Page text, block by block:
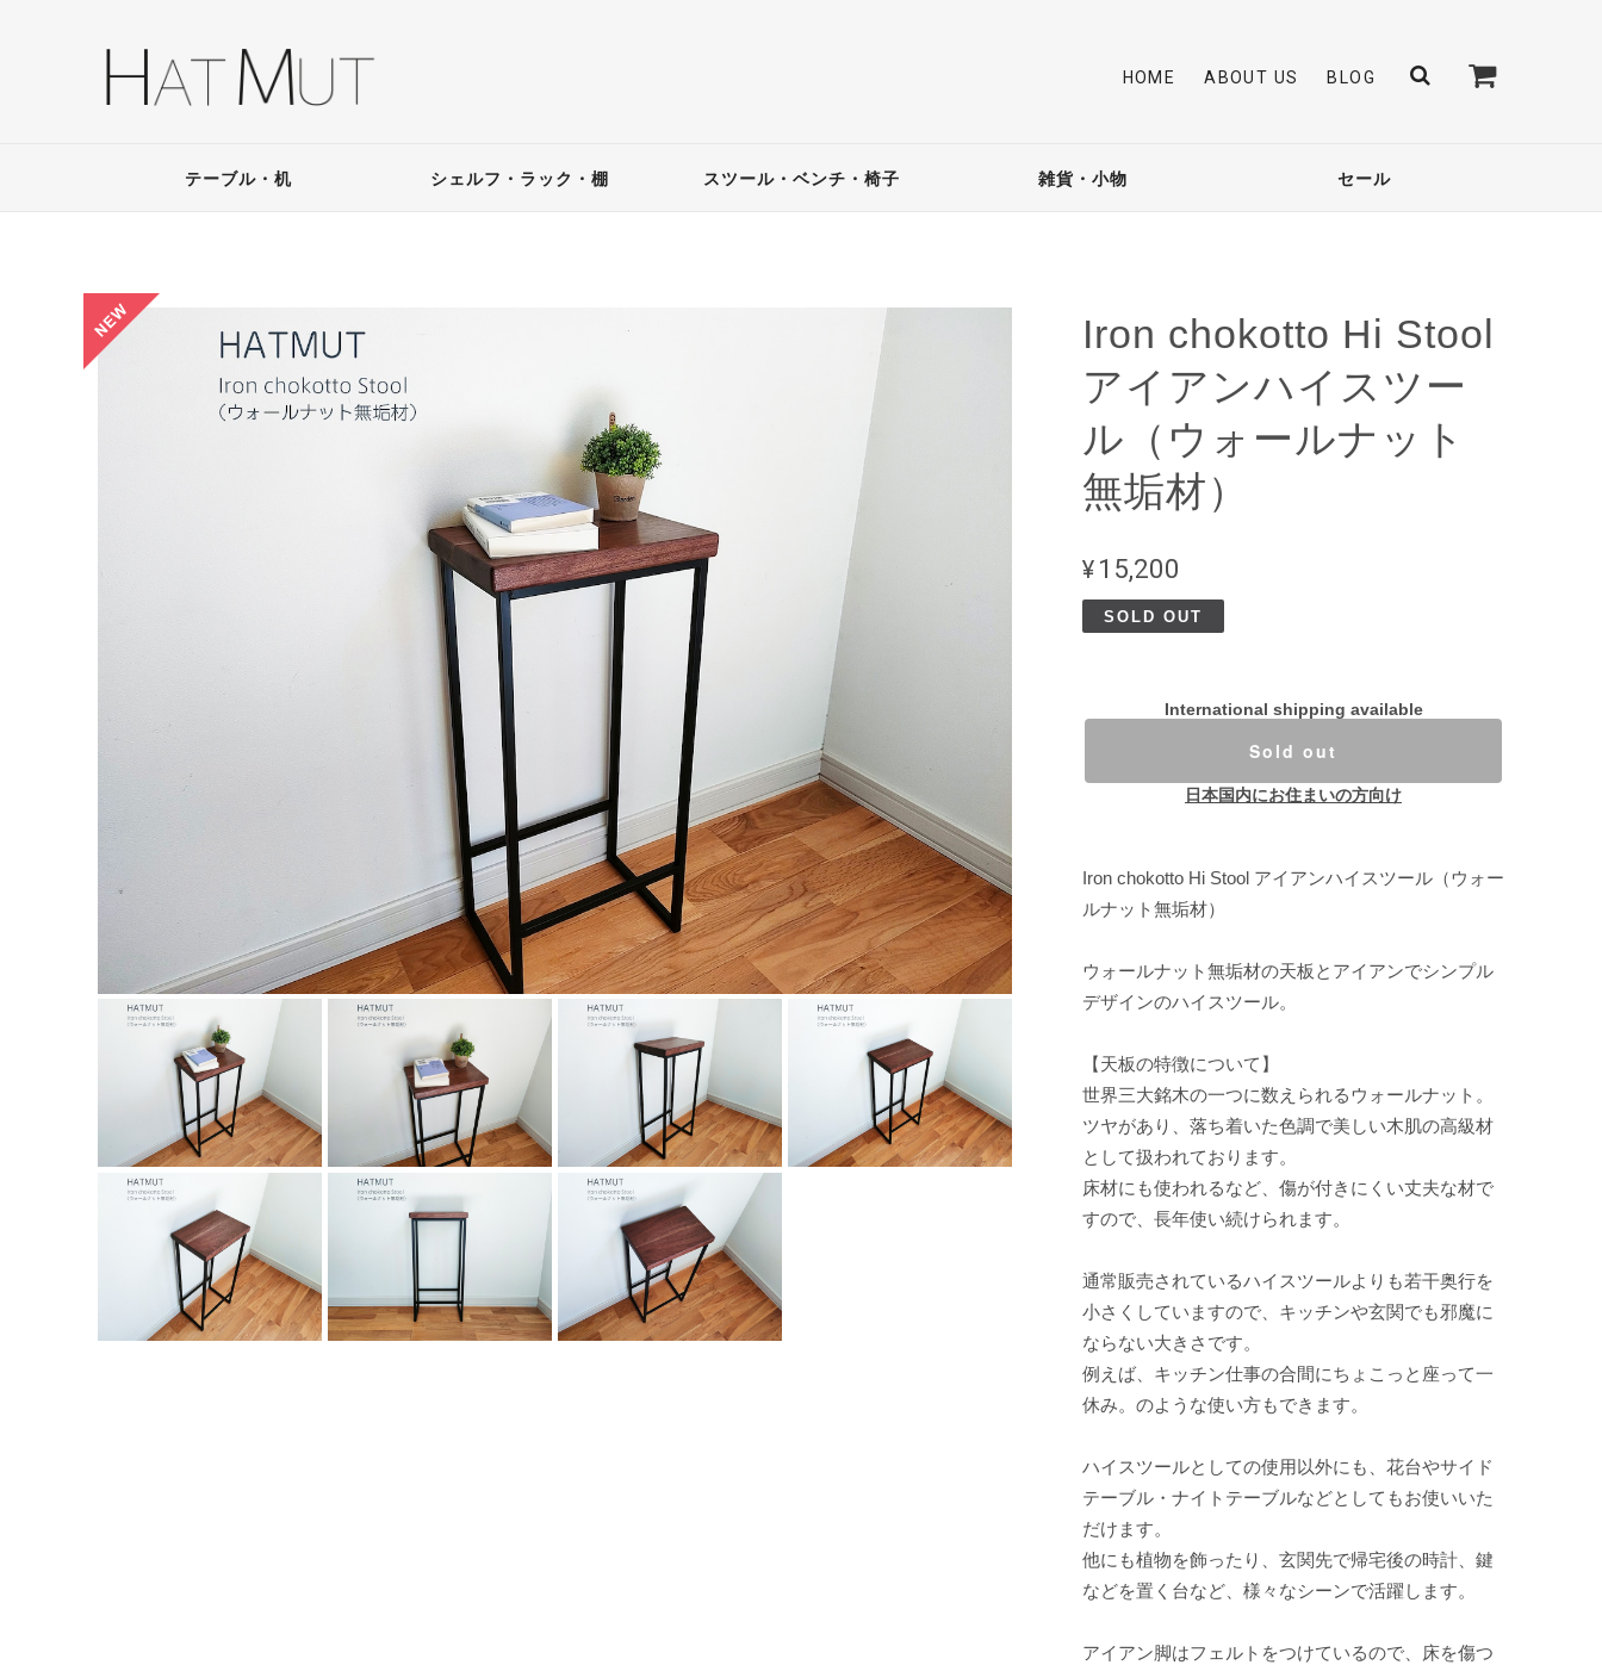
HOME ABOUT US BLOG
テーブル・机 シェルフ・ラック・棚 スツール・ベンチ・椅子 雑貨・小物 セール
Iron chokotto Hi Stool
アイアンハイスツー
ル（ウォールナット
無垢材）
¥15,200
SOLD OUT
International shipping available
Sold out
日本国内にお住まいの方向け
Iron chokotto Hi Stool アイアンハイスツール（ウォー
ルナット無垢材）
ウォールナット無垢材の天板とアイアンでシンプル
デザインのハイスツール。
【天板の特徴について】
世界三大銘木の一つに数えられるウォールナット。
ツヤがあり、落ち着いた色調で美しい木肌の高級材
として扱われております。
床材にも使われるなど、傷が付きにくい丈夫な材で
すので、長年使い続けられます。
通常販売されているハイスツールよりも若干奥行を
小さくしていますので、キッチンや玄関でも邪魔に
ならない大きさです。
例えば、キッチン仕事の合間にちょこっと座って一
休み。のような使い方もできます。
ハイスツールとしての使用以外にも、花台やサイド
テーブル・ナイトテーブルなどとしてもお使いいた
だけます。
他にも植物を飾ったり、玄関先で帰宅後の時計、鍵
などを置く台など、様々なシーンで活躍します。
アイアン脚はフェルトをつけているので、床を傷つ